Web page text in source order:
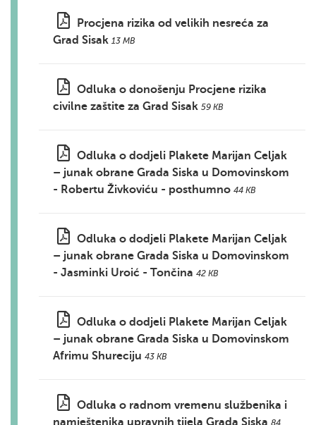
Procjena rizika od velikih nesreća za
Grad Sisak 13 MB
Odluka o donošenju Procjene rizika
civilne zaštite za Grad Sisak 59 KB
Odluka o dodjeli Plakete Marijan Celjak
– junak obrane Grada Siska u Domovinskom
- Robertu Živkoviću - posthumno 44 KB
Odluka o dodjeli Plakete Marijan Celjak
– junak obrane Grada Siska u Domovinskom
- Jasminki Uroić - Tončina 42 KB
Odluka o dodjeli Plakete Marijan Celjak
– junak obrane Grada Siska u Domovinskom
Afrimu Shureciju 43 KB
Odluka o radnom vremenu službenika i
namještenika upravnih tijela Grada Siska 84